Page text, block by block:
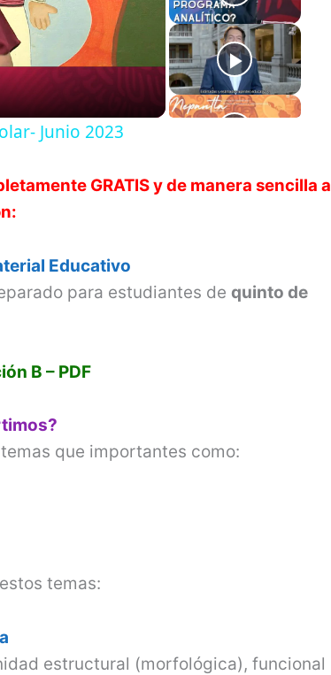
Junio 2023
GRATIS y de manera sencilla a
Educativo
para estudiantes dequinto de
B – PDF
que importantes como:
temas:
estructural (morfológica), funcional